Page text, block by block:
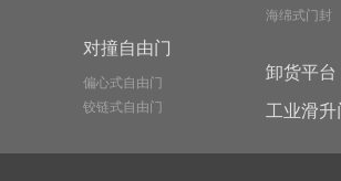
对撞自由门
偏心式自由门
铰链式自由门
海绵式门封
卸货平台
工业滑升